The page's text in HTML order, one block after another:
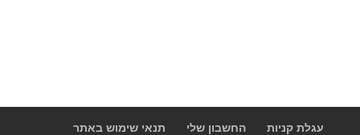
עגלת קניות החשבון שלי
תנאי שימוש באתר